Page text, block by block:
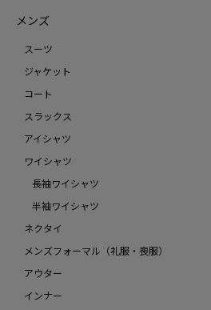
メンズ
スーツ
ジャケット
コート
スラックス
アイシャツ
ワイシャツ
長袖ワイシャツ
半袖ワイシャツ
ネクタイ
メンズフォーマル（礼服・喪服）
アウター
インナー